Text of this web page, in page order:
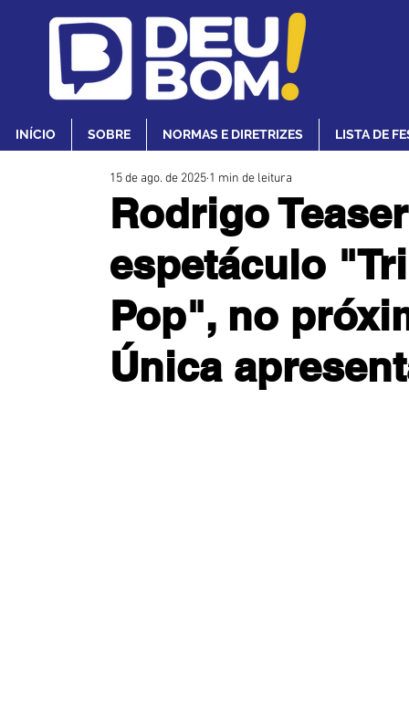
INÍCIO SOBRE NORMAS E DIRETRIZES LISTA DE
Rodrigo
espetáculo
Pop", no
Única
15 de ago. de 2025 1 min de leitura